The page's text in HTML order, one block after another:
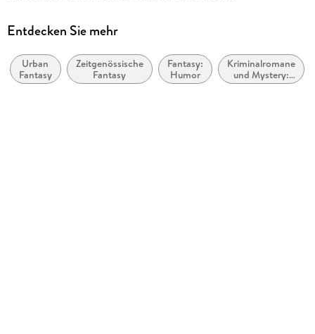
Autor/Autorin
Verlag/Hersteller
dtv Verlagsgesellschaft
Entdecken Sie mehr
Urban
Fantasy
Zeitgenössische
Fantasy
Fantasy:
Humor
Kriminalromane
und Mystery:
Humor